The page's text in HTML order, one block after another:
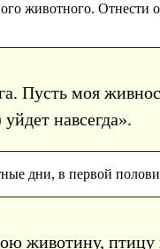
животного. Отнести
Пусть моя
навсегда».
дни, в первой
животину, птицу